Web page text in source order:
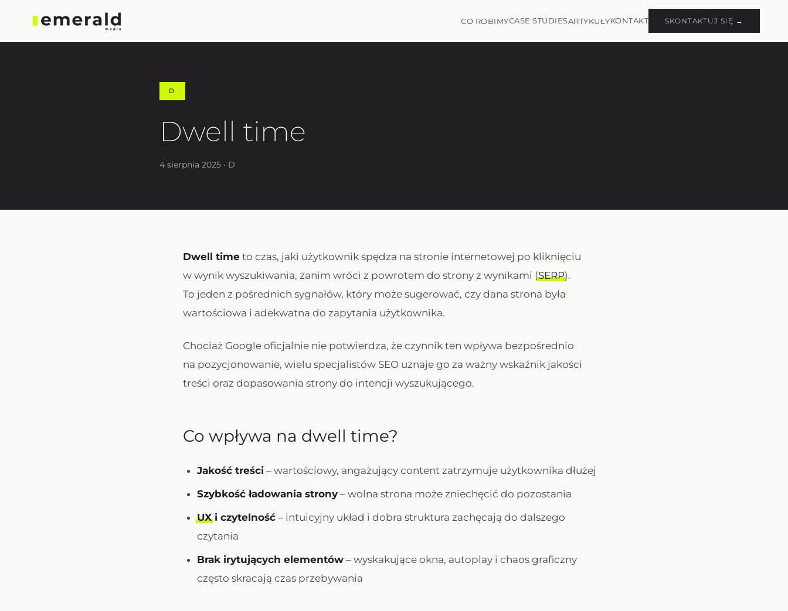
CO ROBIMYCASE STUDIESARTYKUŁYKONTAKT SKONTAKTUJ SIĘ →
D
Dwell time
4 sierpnia 2025 • D
Dwell time to czas, jaki użytkownik spędza na stronie internetowej po kliknięciu
w wynik wyszukiwania, zanim wróci z powrotem do strony z wynikami (SERP).
To jeden z pośrednich sygnałów, który może sugerować, czy dana strona była
wartościowa i adekwatna do zapytania użytkownika.
Chociaż Google oficjalnie nie potwierdza, że czynnik ten wpływa bezpośrednio
na pozycjonowanie, wielu specjalistów SEO uznaje go za ważny wskaźnik jakości
treści oraz dopasowania strony do intencji wyszukującego.
Co wpływa na dwell time?
Jakość treści – wartościowy, angażujący content zatrzymuje użytkownika dłużej
Szybkość ładowania strony – wolna strona może zniechęcić do pozostania
UXi czytelność – intuicyjny układ i dobra struktura zachęcają do dalszego
czytania
Brak irytujących elementów – wyskakujące okna, autoplay i chaos graficzny
często skracają czas przebywania